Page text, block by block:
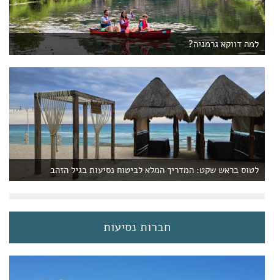
למה דווקא גרמניה?
לטוס בראש שקט: המדריך המלא לביטוח נסיעות בגיל הזהב
חברות נסיעות